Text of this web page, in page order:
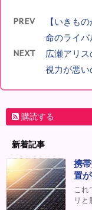
PREV
【いきも
命のライバ
NEXT
広瀬アリ
視力が悪い
購読する
新着記事
携
置
これ
リ